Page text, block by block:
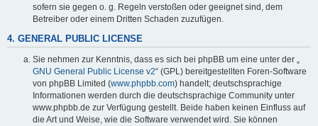
sofern sie gegen o. g. Regeln verstoßen oder geeignet sind, dem
Betreiber oder einem Dritten Schaden zuzufügen.
4. GENERAL PUBLIC LICENSE
Sie nehmen zur Kenntnis, dass es sich bei phpBB um eine unter der „
GNU General Public License v2“ (GPL) bereitgestellten Foren-Software
von phpBB Limited (www.phpbb.com) handelt; deutschsprachige
Informationen werden durch die deutschsprachige Community unter
www.phpbb.de zur Verfügung gestellt. Beide haben keinen Einfluss auf
die Art und Weise, wie die Software verwendet wird. Sie können